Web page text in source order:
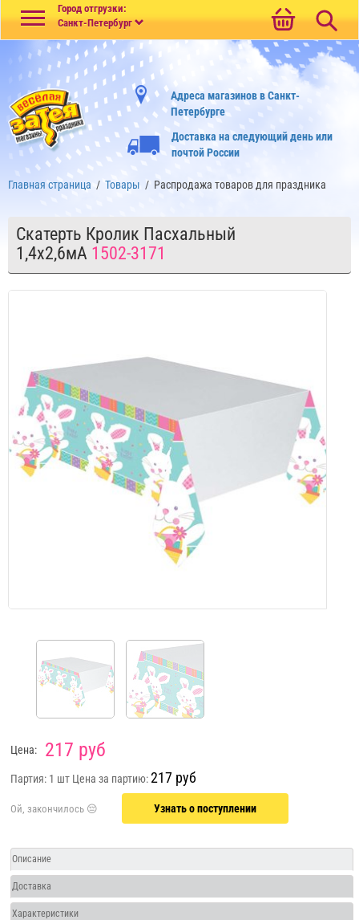
Город отгрузки:
Санкт-Петербург
Адреса магазинов в Санкт-
Петербурге
Доставка на следующий день или
почтой России
Главная страница / Товары / Распродажа товаров для праздника
Скатерть Кролик Пасхальный
1,4х2,6мA 1502-3171
Цена: 217 руб
Партия: 1 шт Цена за партию:217 руб
Узнать о поступлении
Описание
Доставка
Характеристики